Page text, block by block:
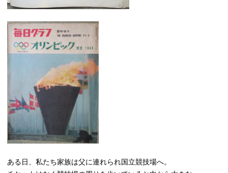
ある日、私たち家族は父に連れられ国立競技場へ。